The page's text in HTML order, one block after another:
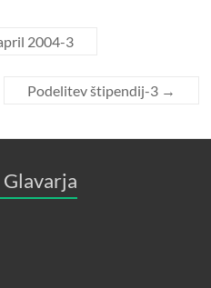
2004-3
Podelitev štipendij-3 →